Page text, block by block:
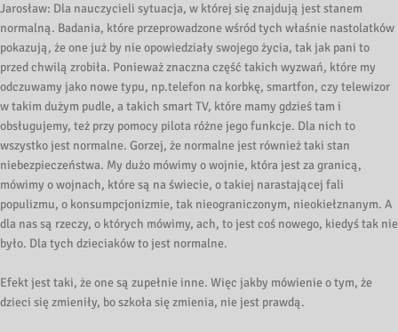
Jarosław: Dla nauczycieli sytuacja, w której się znajdują jest stanem
normalną. Badania, które przeprowadzone wśród tych właśnie nastolatków
pokazują, że one już by nie opowiedziały swojego życia, tak jak pani to
przed chwilą zrobiła. Ponieważ znaczna część takich wyzwań, które my
odczuwamy jako nowe typu, np.telefon na korbkę, smartfon, czy telewizor
w takim dużym pudle, a takich smart TV, które mamy gdzieś tam i
obsługujemy, też przy pomocy pilota różne jego funkcje. Dla nich to
wszystko jest normalne. Gorzej, że normalne jest również taki stan
niebezpieczeństwa. My dużo mówimy o wojnie, która jest za granicą,
mówimy o wojnach, które są na świecie, o takiej narastającej fali
populizmu, o konsumpcjonizmie, tak nieograniczonym, nieokiełznanym. A
dla nas są rzeczy, o których mówimy, ach, to jest coś nowego, kiedyś tak nie
było. Dla tych dzieciaków to jest normalne.
Efekt jest taki, że one są zupełnie inne. Więc jakby mówienie o tym, że
dzieci się zmieniły, bo szkoła się zmienia, nie jest prawdą.